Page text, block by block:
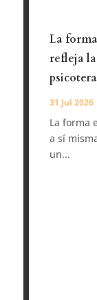
La
refleja
31 Jul 2026
La forma
a sí
un...